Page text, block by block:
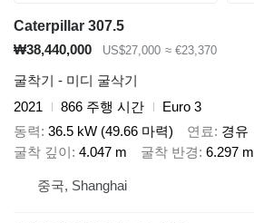
Caterpillar 307.5
₩38,440,000
US$27,000 ≈ €23,370
굴착기 - 미디 굴삭기
2021
866 주행 시간
Euro 3
동력 36.5 kW (49.66 마력) 연료
경유
굴착 깊이 4.047 m 굴착 반경 6.297 m
중국, Shanghai